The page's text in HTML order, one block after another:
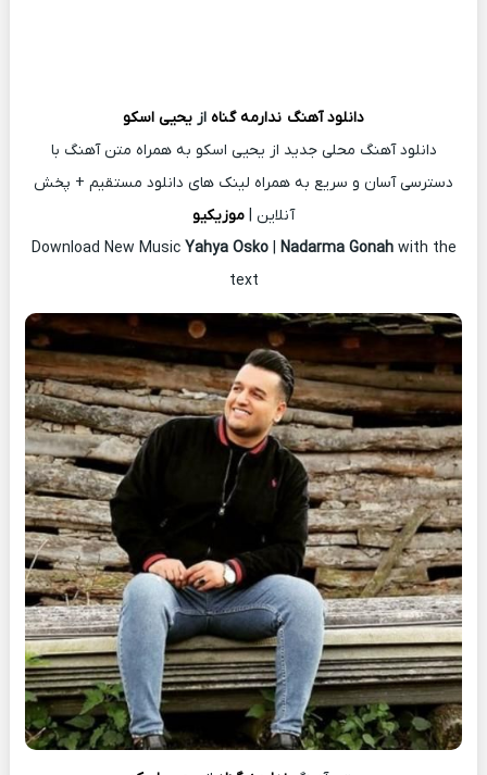
دانلود آهنگ ندارمه گناه از یحیی اسکو
دانلود آهنگ محلی جدید از یحیی اسکو به همراه متن آهنگ با
دسترسی آسان و سریع به همراه لینک های دانلود مستقیم + پخش
آنلاین | موزیکیو
Download New Music Yahya Osko| Nadarma Gonah with the
text